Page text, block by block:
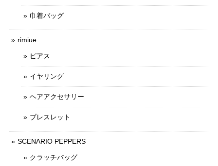
巾着バッグ
rimiue
ピアス
イヤリング
ヘアアクセサリー
ブレスレット
SCENARIO PEPPERS
クラッチバッグ